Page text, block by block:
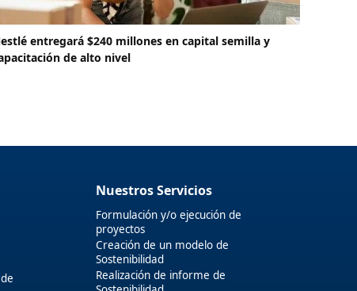
entregará $240 millones en capital semilla y
de alto nivel
Nuestros Servicios
Formulación y/o ejecución de
proyectos
Creación de un modelo de
Sostenibilidad
Realización de informe de